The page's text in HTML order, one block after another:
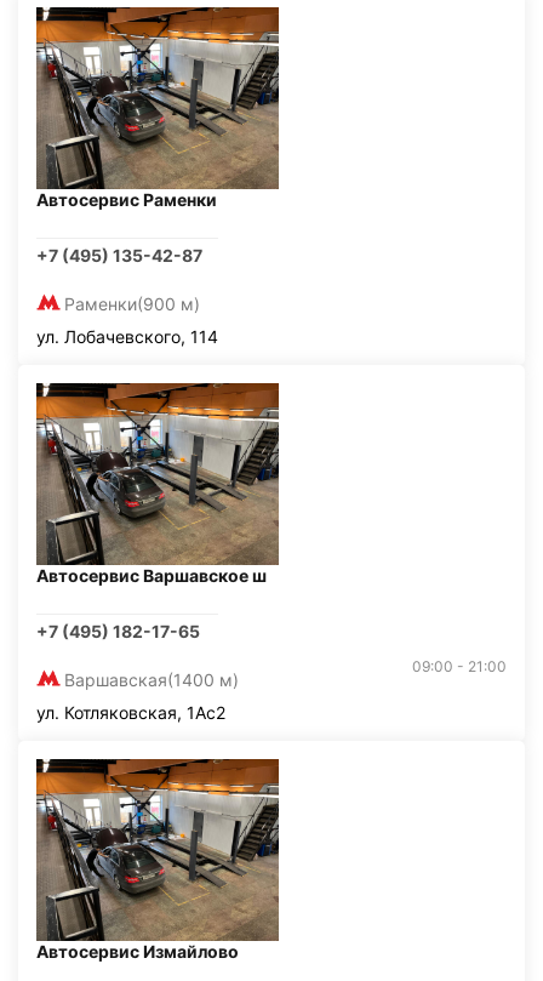
Автосервис Раменки
+7 (495) 135-42-87
Раменки(900 м)
ул. Лобачевского, 114
Автосервис Варшавское ш
+7 (495) 182-17-65
Варшавская(1400 м)
09:00 - 21:00
ул. Котляковская, 1Ас2
Автосервис Измайлово